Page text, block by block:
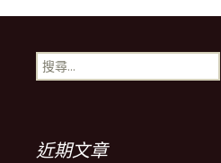
導
航
列
搜
尋
近期文章